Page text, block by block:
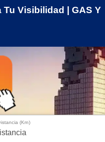
Visibilidad | GAS Y
(Km)